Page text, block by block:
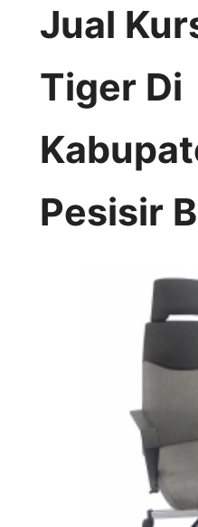
Jual
Tiger Di
Pesisir